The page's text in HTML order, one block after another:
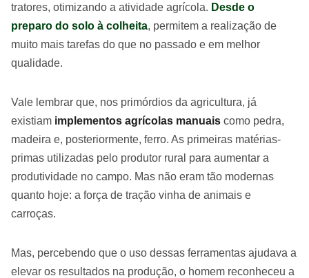
tratores, otimizando a atividade agrícola. Desde o
preparo do solo à colheita, permitem a realização de
muito mais tarefas do que no passado e em melhor
qualidade.
Vale lembrar que, nos primórdios da agricultura, já
existiam implementos agrícolas manuais como pedra,
madeira e, posteriormente, ferro. As primeiras matérias-
primas utilizadas pelo produtor rural para aumentar a
produtividade no campo. Mas não eram tão modernas
quanto hoje: a força de tração vinha de animais e
carroças.
Mas, percebendo que o uso dessas ferramentas ajudava a
elevar os resultados na produção, o homem reconheceu a